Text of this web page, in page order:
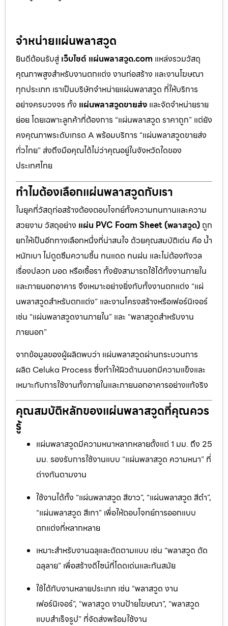
จำหน่ายแผ่นพลาสวูด
ยินดีต้อนรับสู่ เว็บไซต์ แผ่นพลาสวูด.com แหล่งรวมวัสดุ
คุณภาพสูงสำหรับงานตกแต่ง งานก่อสร้าง และงานโฆษณา
ทุกประเภท เราเป็นบริษัทจำหน่ายแผ่นพลาสวูด ที่ให้บริการ
อย่างครบวงจร ทั้ง แผ่นพลาสวูดขายส่ง และจัดจำหน่ายราย
ย่อย โดยเฉพาะลูกค้าที่ต้องการ “แผ่นพลาสวูด ราคาถูก” แต่ยัง
คงคุณภาพระดับเกรด A พร้อมบริการ “แผ่นพลาสวูดขายส่ง
ทั่วไทย” ส่งถึงมือคุณได้ไม่ว่าคุณอยู่ในจังหวัดใดของ
ประเทศไทย
ทำไมต้องเลือกแผ่นพลาสวูดกับเรา
ในยุคที่วัสดุก่อสร้างต้องตอบโจทย์ทั้งความทนทานและความ
สวยงาม วัสดุอย่าง แผ่น PVC Foam Sheet (พลาสวูด) ถูก
ยกให้เป็นอีกทางเลือกหนึ่งที่น่าสนใจ ด้วยคุณสมบัติเด่น คือ น้ำ
หนักเบา ไม่ดูดซึมความชื้น ทนแดด ทนฝน และไม่ต้องกังวล
เรื่องปลวก มอด หรือเชื้อรา ทั้งยังสามารถใช้ได้ทั้งงานภายใน
และภายนอกอาคาร จึงเหมาะอย่างยิ่งกับทั้งงานตกแต่ง “แผ่
นพลาสวูดสำหรับตกแต่ง” และงานโครงสร้างหรือเฟอร์นิเจอร์
เช่น “แผ่นพลาสวูดงานภายใน” และ “พลาสวูดสำหรับงาน
ภายนอก”
จากข้อมูลของผู้ผลิตพบว่า แผ่นพลาสวูดผ่านกระบวนการ
ผลิต Celuka Process ซึ่งทำให้ผิวด้านนอกมีความแข็งและ
เหมาะกับการใช้งานทั้งภายในและภายนอกอาคารอย่างแท้จริง
คุณสมบัติหลักของแผ่นพลาสวูดที่คุณควร
รู้
แผ่นพลาสวูดมีความหนาหลากหลายตั้งแต่ 1 มม. ถึง 25
มม. รองรับการใช้งานแบบ “แผ่นพลาสวูด ความหนา” ที่
ต่างกันตามงาน
ใช้งานได้ทั้ง “แผ่นพลาสวูด สีขาว”, “แผ่นพลาสวูด สีดำ”,
“แผ่นพลาสวูด สีเทา” เพื่อให้ตอบโจทย์การออกแบบ
ตกแต่งที่หลากหลาย
เหมาะสำหรับงานฉลุและตัดตามแบบ เช่น “พลาสวูด ตัด
ฉลุลาย” เพื่อสร้างดีไซน์ที่โดดเด่นและทันสมัย
ใช้ได้กับงานหลายประเภท เช่น “พลาสวูด งาน
เฟอร์นิเจอร์”, “พลาสวูด งานป้ายโฆษณา”, “พลาสวูด
แบบสำเร็จรูป” ที่จัดส่งพร้อมใช้งาน